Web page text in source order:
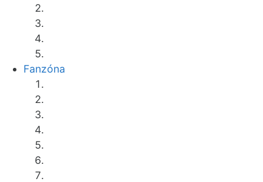
Fanzóna